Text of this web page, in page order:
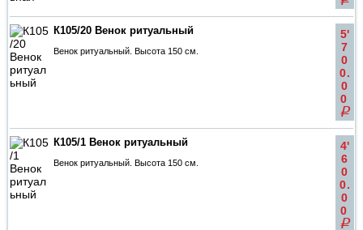
К105/20 Венок ритуальный
Венок ритуальный. Высота 150 см.
5'
7
0
0.
0
0
q
К105/1 Венок ритуальный
Венок ритуальный. Высота 150 см.
4'
6
0
0.
0
0
q